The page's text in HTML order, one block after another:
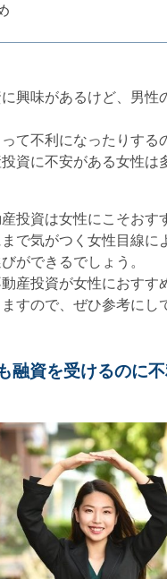
に興味があるけど、男
って不利になったりする
資に不安がある女性は
投資は女性にこそおす
で気がつく女性目線に
ができるでしょう。
産投資が女性におすす
すので、ぜひ参考にし
融資を受けるのに